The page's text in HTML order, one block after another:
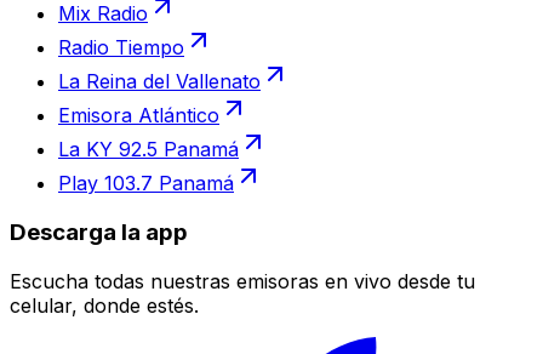
Mix Radio
Radio Tiempo
La Reina del Vallenato
Emisora Atlántico
La KY 92.5 Panamá
Play 103.7 Panamá
Descarga la app
Escucha todas nuestras emisoras en vivo desde tu
celular, donde estés.